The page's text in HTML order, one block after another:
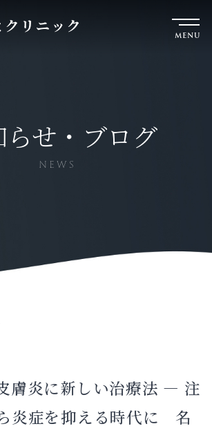
MENU
らせ・ブログ
NEWS
膚炎に新しい治療法 ― 注
炎症を抑える時代に 名